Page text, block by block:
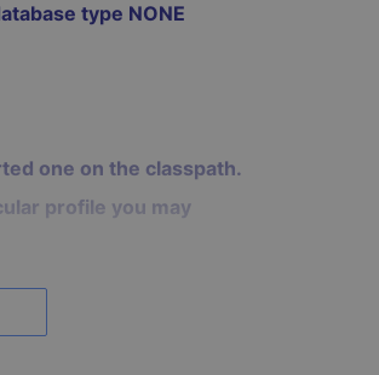
type NONE
one on the classpath.
profile you may